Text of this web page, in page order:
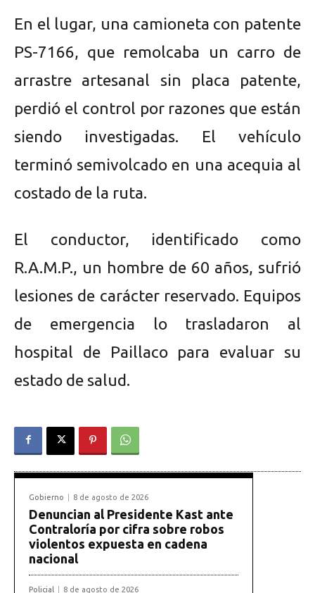
En el lugar, una camioneta con patente
PS-7166, que remolcaba un carro de
arrastre artesanal sin placa patente,
perdió el control por razones que están
siendo investigadas. El vehículo
terminó semivolcado en una acequia al
costado de la ruta.
El conductor, identificado como
R.A.M.P., un hombre de 60 años, sufrió
lesiones de carácter reservado. Equipos
de emergencia lo trasladaron al
hospital de Paillaco para evaluar su
estado de salud.
Gobierno 8 de agosto de 2026
Denuncian al Presidente Kast ante
Contraloría por cifra sobre robos
violentos expuesta en cadena
nacional
Policial 8 de agosto de 2026